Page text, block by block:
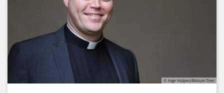
© Inge Hülpes/Bistum Trier